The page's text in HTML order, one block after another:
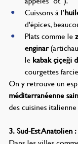
Cuissons à l’
d'épices,
Plats comme le
enginar
le kabak çiçeği
courgettes
On y retrouve un
méditerranéenne
des cuisines
3. Sud-Est Anatolien